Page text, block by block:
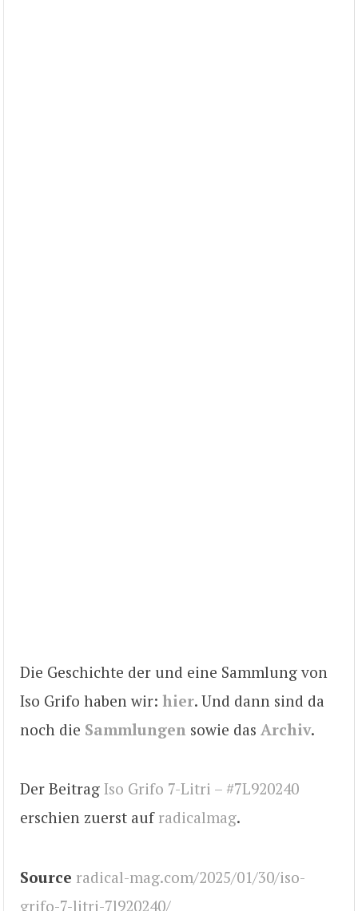
Die Geschichte der und eine Sammlung von
Iso Grifo haben wir: hier. Und dann sind da
noch die Sammlungen sowie das Archiv.
Der Beitrag Iso Grifo 7-Litri – #7L920240
erschien zuerst auf radicalmag.
Source radical-mag.com/2025/01/30/iso-
grifo-7-litri-7l920240/